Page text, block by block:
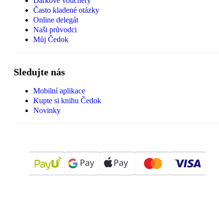
Často kladené otázky
Online delegát
Naši průvodci
Můj Čedok
Sledujte nás
Mobilní aplikace
Kupte si knihu Čedok
Novinky